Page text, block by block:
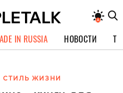
IN RUSSIA НОВОСТИ
СТИЛЬ ЖИЗНИ